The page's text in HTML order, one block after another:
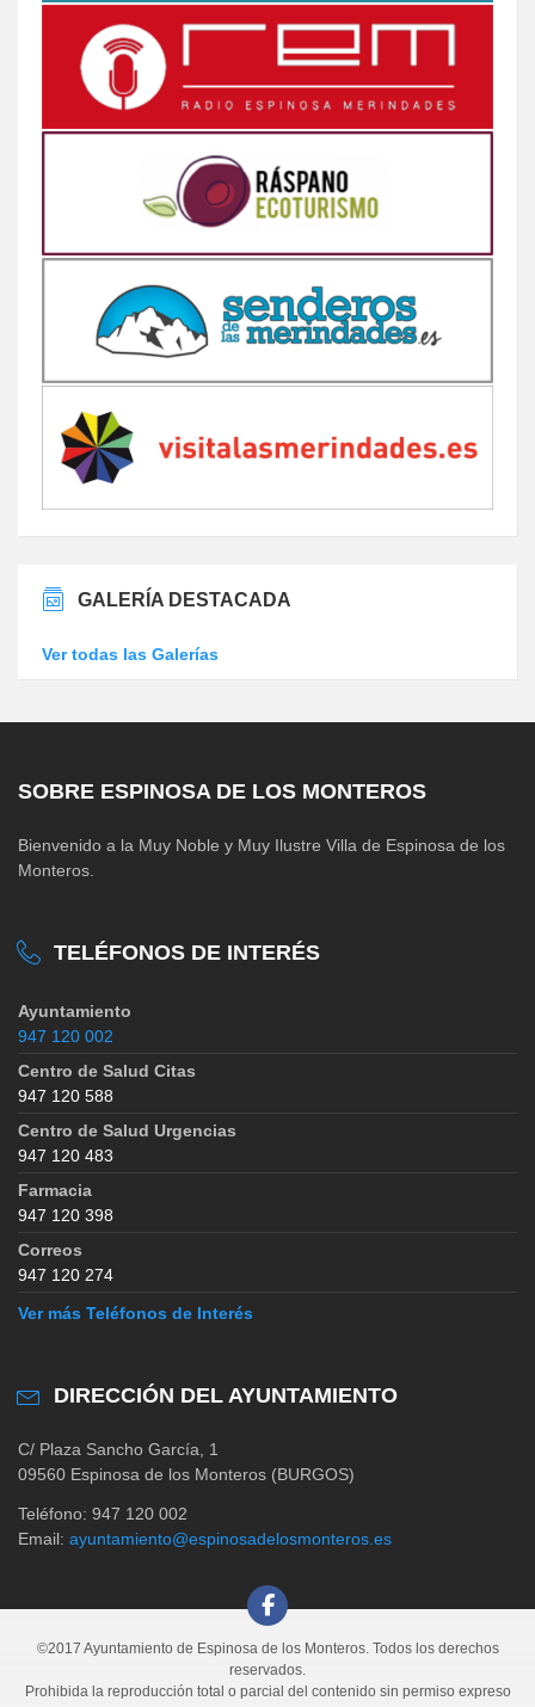
GALERÍA DESTACADA
Ver todas las Galerías
SOBRE ESPINOSA DE LOS MONTEROS
Bienvenido a la Muy Noble y Muy Ilustre Villa de Espinosa de los
Monteros.
TELÉFONOS DE INTERÉS
Ayuntamiento
947 120 002
Centro de Salud Citas
947 120 588
Centro de Salud Urgencias
947 120 483
Farmacia
947 120 398
Correos
947 120 274
Ver más Teléfonos de Interés
DIRECCIÓN DEL AYUNTAMIENTO
C/ Plaza Sancho García, 1
09560 Espinosa de los Monteros (BURGOS)
Teléfono: 947 120 002
Email: ayuntamiento@espinosadelosmonteros.es
©2017 Ayuntamiento de Espinosa de los Monteros. Todos los derechos
reservados.
Prohibida la reproducción total o parcial del contenido sin permiso expreso